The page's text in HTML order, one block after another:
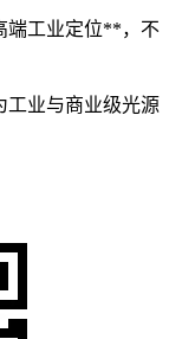
端工业定位**，不
工业与商业级光源